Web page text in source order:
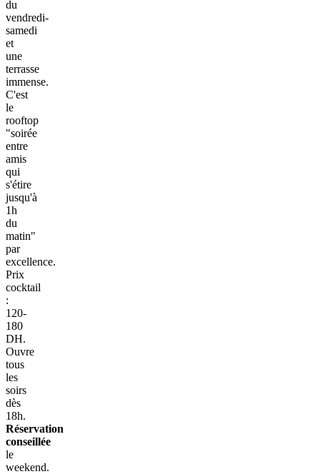
du
vendredi-
samedi
et
une
terrasse
immense.
C'est
le
rooftop
"soirée
entre
amis
qui
s'étire
jusqu'à
1h
du
matin"
par
excellence.
Prix
cocktail
:
120-
180
DH.
Ouvre
tous
les
soirs
dès
18h.
Réservation
conseillée
le
weekend.